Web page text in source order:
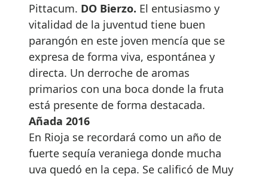
Pittacum. DO Bierzo. El entusiasmo y
vitalidad de la juventud tiene buen
parangón en este joven mencía que se
expresa de forma viva, espontánea y
directa. Un derroche de aromas
primarios con una boca donde la fruta
está presente de forma destacada.
Añada 2016
En Rioja se recordará como un año de
fuerte sequía veraniega donde mucha
uva quedó en la cepa. Se calificó de Muy